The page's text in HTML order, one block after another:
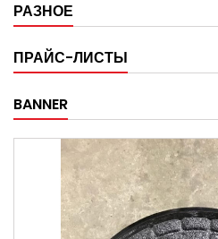
РАЗНОЕ
ПРАЙС-ЛИСТЫ
BANNER